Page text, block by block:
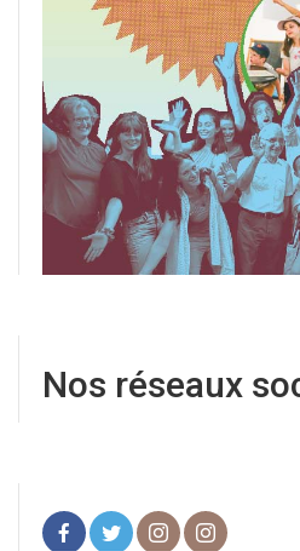
Nos réseaux